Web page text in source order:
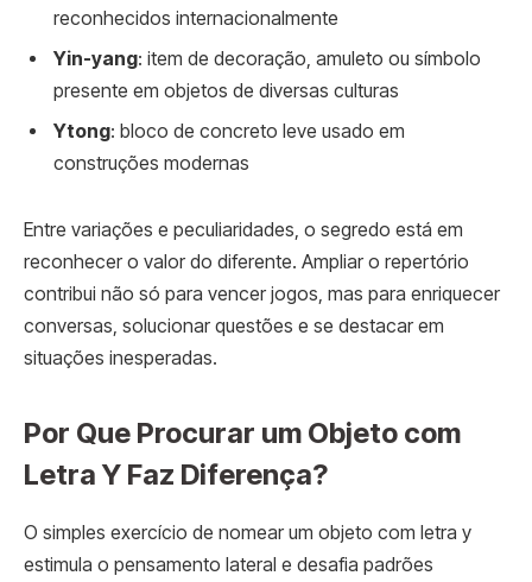
reconhecidos internacionalmente
Yin-yang: item de decoração, amuleto ou símbolo
presente em objetos de diversas culturas
Ytong: bloco de concreto leve usado em
construções modernas
Entre variações e peculiaridades, o segredo está em
reconhecer o valor do diferente. Ampliar o repertório
contribui não só para vencer jogos, mas para enriquecer
conversas, solucionar questões e se destacar em
situações inesperadas.
Por Que Procurar um Objeto com
Letra Y Faz Diferença?
O simples exercício de nomear um objeto com letra y
estimula o pensamento lateral e desafia padrões